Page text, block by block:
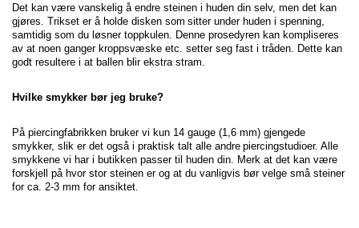
Det kan være vanskelig å endre steinen i huden din selv, men det kan
gjøres. Trikset er å holde disken som sitter under huden i spenning,
samtidig som du løsner toppkulen. Denne prosedyren kan kompliseres
av at noen ganger kroppsvæske etc. setter seg fast i tråden. Dette kan
godt resultere i at ballen blir ekstra stram.
Hvilke smykker bør jeg bruke?
På piercingfabrikken bruker vi kun 14 gauge (1,6 mm) gjengede
smykker, slik er det også i praktisk talt alle andre piercingstudioer. Alle
smykkene vi har i butikken passer til huden din. Merk at det kan være
forskjell på hvor stor steinen er og at du vanligvis bør velge små steiner
for ca. 2-3 mm for ansiktet.